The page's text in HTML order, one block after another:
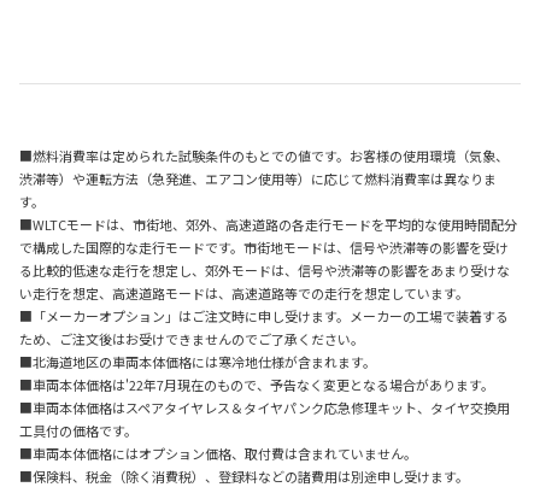
■燃料消費率は定められた試験条件のもとでの値です。お客様の使用環境（気象、
渋滞等）や運転方法（急発進、エアコン使用等）に応じて燃料消費率は異なりま
す。
■WLTCモードは、市街地、郊外、高速道路の各走行モードを平均的な使用時間配分
で構成した国際的な走行モードです。市街地モードは、信号や渋滞等の影響を受け
る比較的低速な走行を想定し、郊外モードは、信号や渋滞等の影響をあまり受けな
い走行を想定、高速道路モードは、高速道路等での走行を想定しています。
■「メーカーオプション」はご注文時に申し受けます。メーカーの工場で装着する
ため、ご注文後はお受けできませんのでご了承ください。
■北海道地区の車両本体価格には寒冷地仕様が含まれます。
■車両本体価格は'22年7月現在のもので、予告なく変更となる場合があります。
■車両本体価格はスペアタイヤレス＆タイヤパンク応急修理キット、タイヤ交換用
工具付の価格です。
■車両本体価格にはオプション価格、取付費は含まれていません。
■保険料、税金（除く消費税）、登録料などの諸費用は別途申し受けます。